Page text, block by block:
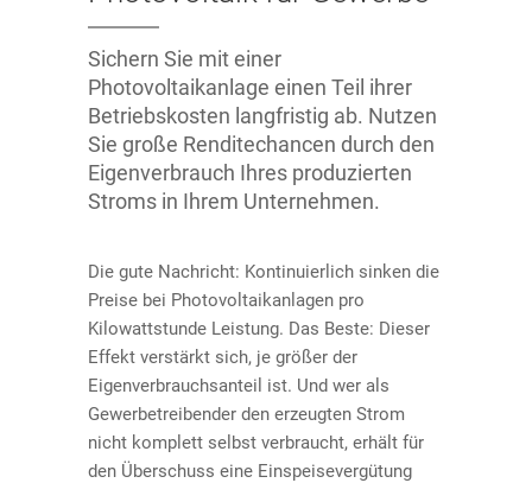
Übersicht
Auf dem Hausdach
Als Option für Kapitalanleger
Solarenergie speichern
Solarversicherung
Kundenstimmen
Sonderkündigungsrecht
Ratgeber
Sichern Sie mit einer
Photovoltaikanlage einen Teil ihrer
Betriebskosten langfristig ab. Nutzen
Sie große Renditechancen durch den
Eigenverbrauch Ihres produzierten
Stroms in Ihrem Unternehmen.
Die gute Nachricht: Kontinuierlich sinken die
Preise bei Photovoltaikanlagen pro
Kilowattstunde Leistung. Das Beste: Dieser
Effekt verstärkt sich, je größer der
Eigenverbrauchsanteil ist. Und wer als
Gewerbetreibender den erzeugten Strom
nicht komplett selbst verbraucht, erhält für
den Überschuss eine Einspeisevergütung